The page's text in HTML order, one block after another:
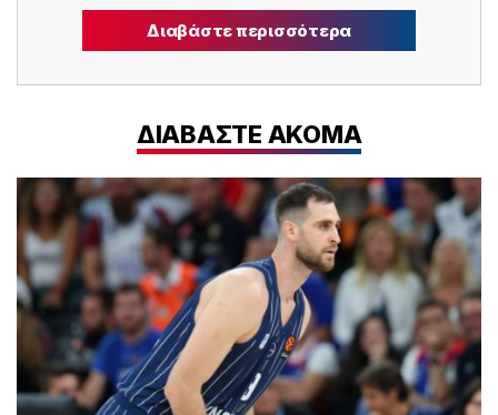
Διαβάστε περισσότερα
ΔΙΑΒΑΣΤΕ ΑΚΟΜΑ